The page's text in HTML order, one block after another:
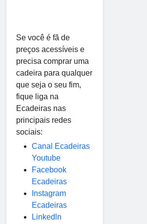
Se você é fã de
preços acessíveis e
precisa comprar uma
cadeira para qualquer
que seja o seu fim,
fique liga na
Ecadeiras nas
principais redes
sociais:
Canal Ecadeiras
Youtube
Facebook
Ecadeiras
Instagram
Ecadeiras
Linkedln